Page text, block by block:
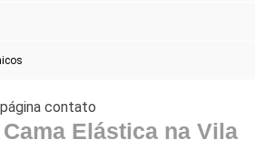
Elástica na Vila